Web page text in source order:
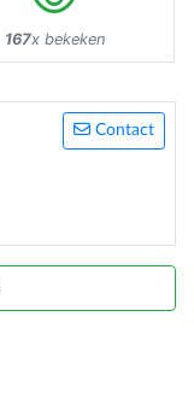
167x bekeken
Contact